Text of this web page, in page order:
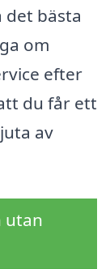
bästa
om
efter
du får ett
av
utan